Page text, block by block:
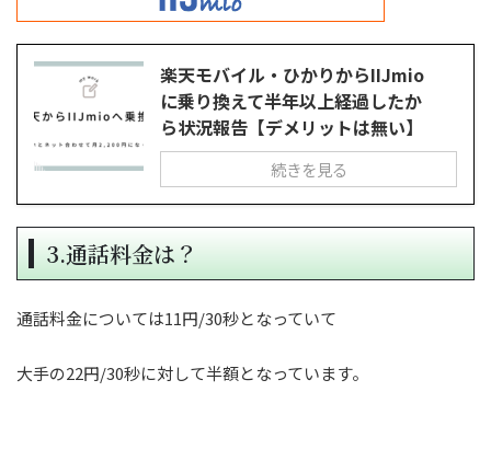
楽天モバイル・ひかりからIIJmio
に乗り換えて半年以上経過したか
ら状況報告【デメリットは無い】
続きを見る
3.通話料金は？
通話料金については11円/30秒となっていて
大手の22円/30秒に対して半額となっています。